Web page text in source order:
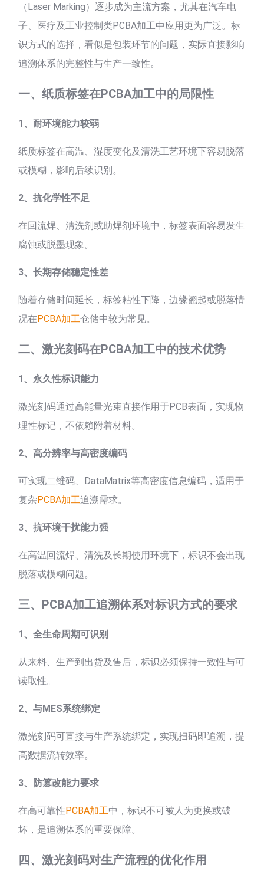
（Laser Marking）逐步成为主流方案，尤其在汽车电
子、医疗及工业控制类PCBA加工中应用更为广泛。标
识方式的选择，看似是包装环节的问题，实际直接影响
追溯体系的完整性与生产一致性。
一、纸质标签在PCBA加工中的局限性
1、耐环境能力较弱
纸质标签在高温、湿度变化及清洗工艺环境下容易脱落
或模糊，影响后续识别。
2、抗化学性不足
在回流焊、清洗剂或助焊剂环境中，标签表面容易发生
腐蚀或脱墨现象。
3、长期存储稳定性差
随着存储时间延长，标签粘性下降，边缘翘起或脱落情
况在PCBA加工仓储中较为常见。
二、激光刻码在PCBA加工中的技术优势
1、永久性标识能力
激光刻码通过高能量光束直接作用于PCB表面，实现物
理性标记，不依赖附着材料。
2、高分辨率与高密度编码
可实现二维码、DataMatrix等高密度信息编码，适用于
复杂PCBA加工追溯需求。
3、抗环境干扰能力强
在高温回流焊、清洗及长期使用环境下，标识不会出现
脱落或模糊问题。
三、PCBA加工追溯体系对标识方式的要求
1、全生命周期可识别
从来料、生产到出货及售后，标识必须保持一致性与可
读取性。
2、与MES系统绑定
激光刻码可直接与生产系统绑定，实现扫码即追溯，提
高数据流转效率。
3、防篡改能力要求
在高可靠性PCBA加工中，标识不可被人为更换或破
坏，是追溯体系的重要保障。
四、激光刻码对生产流程的优化作用